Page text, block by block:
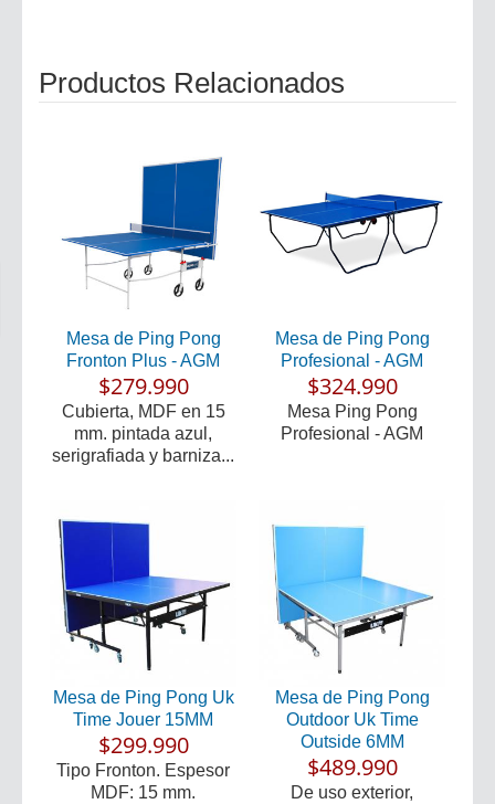
Productos Relacionados
Mesa de Ping Pong
Fronton Plus - AGM
$279.990
Cubierta, MDF en 15
mm. pintada azul,
serigrafiada y barniza...
Mesa de Ping Pong
Profesional - AGM
$324.990
Mesa Ping Pong
Profesional - AGM
Mesa de Ping Pong Uk
Time Jouer 15MM
$299.990
Tipo Fronton. Espesor
MDF: 15 mm.
Mesa de Ping Pong
Outdoor Uk Time
Outside 6MM
$489.990
De uso exterior,